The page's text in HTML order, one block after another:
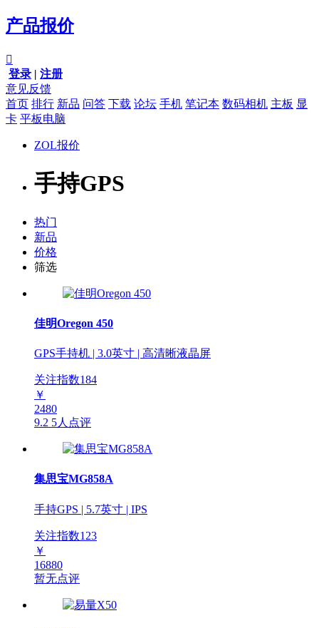
产品报价

登录 | 注册
意见反馈
首页 排行 新品 问答 下载 论坛 手机 笔记本 数码相机 主板 显
卡 平板电脑
ZOL报价
手持GPS
热门
新品
价格
筛选
佳明Oregon 450
GPS手持机 | 3.0英寸 | 高清晰液晶屏
关注指数184
￥
2480
9.2 5人点评
集思宝MG858A
手持GPS | 5.7英寸 | IPS
关注指数123
￥
16880
暂无点评